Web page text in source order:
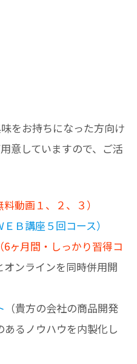
をお持ちになった方向け
意していますので、ご活
動画１、２、３）
Ｂ講座５回コース）
ヶ月間・しっかり習得コ
オンラインを同時併用開
（貴方の会社の商品開発
るノウハウを内製化し